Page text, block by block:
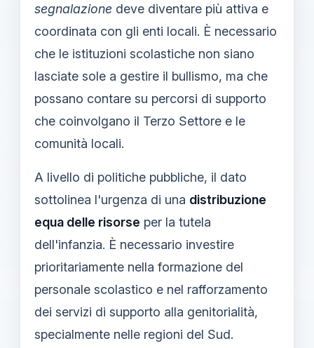
segnalazione deve diventare più attiva e
coordinata con gli enti locali. È necessario
che le istituzioni scolastiche non siano
lasciate sole a gestire il bullismo, ma che
possano contare su percorsi di supporto
che coinvolgano il Terzo Settore e le
comunità locali.
A livello di politiche pubbliche, il dato
sottolinea l'urgenza di una distribuzione
equa delle risorse per la tutela
dell'infanzia. È necessario investire
prioritariamente nella formazione del
personale scolastico e nel rafforzamento
dei servizi di supporto alla genitorialità,
specialmente nelle regioni del Sud.